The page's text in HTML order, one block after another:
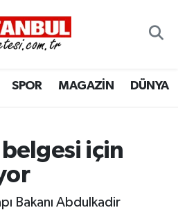
SPOR MAGAZİN DÜNYA
belgesi için
Bakanı Abdulkadir
ve Fikstür